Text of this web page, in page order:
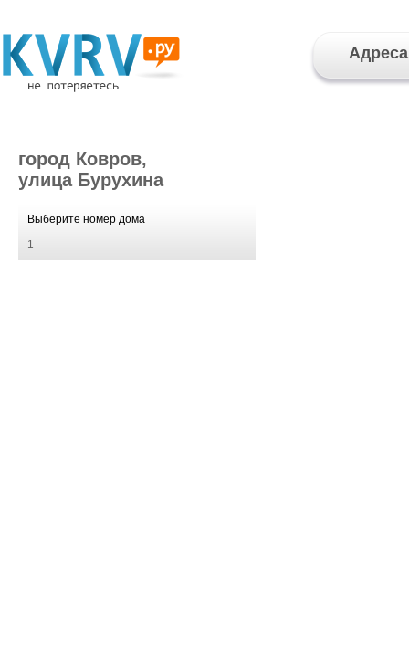
Адреса
город Ковров,
улица Бурухина
Выберите номер дома
1